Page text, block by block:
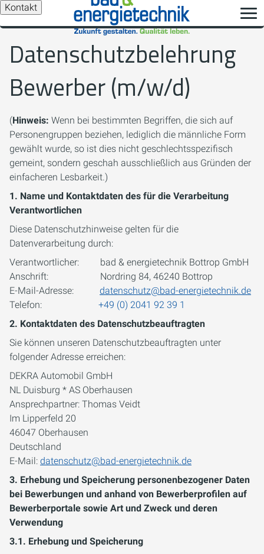
Kontakt
Datenschutzbelehrung
Bewerber (m/w/d)
(Hinweis: Wenn bei bestimmten Begriffen, die sich auf
Personengruppen beziehen, lediglich die männliche Form
gewählt wurde, so ist dies nicht geschlechtsspezifisch
gemeint, sondern geschah ausschließlich aus Gründen der
einfacheren Lesbarkeit.)
1. Name und Kontaktdaten des für die Verarbeitung
Verantwortlichen
Diese Datenschutzhinweise gelten für die
Datenverarbeitung durch:
Verantwortlicher: bad & energietechnik Bottrop GmbH
Anschrift: Nordring 84, 46240 Bottrop
E-Mail-Adresse: datenschutz@bad-energietechnik.de
Telefon: +49 (0) 2041 92 39 1
2. Kontaktdaten des Datenschutzbeauftragten
Sie können unseren Datenschutzbeauftragten unter
folgender Adresse erreichen:
DEKRA Automobil GmbH
NL Duisburg * AS Oberhausen
Ansprechpartner: Thomas Veidt
Im Lipperfeld 20
46047 Oberhausen
Deutschland
E-Mail: datenschutz@bad-energietechnik.de
3. Erhebung und Speicherung personenbezogener Daten
bei Bewerbungen und anhand von Bewerberprofilen auf
Bewerberportale sowie Art und Zweck und deren
Verwendung
3.1. Erhebung und Speicherung